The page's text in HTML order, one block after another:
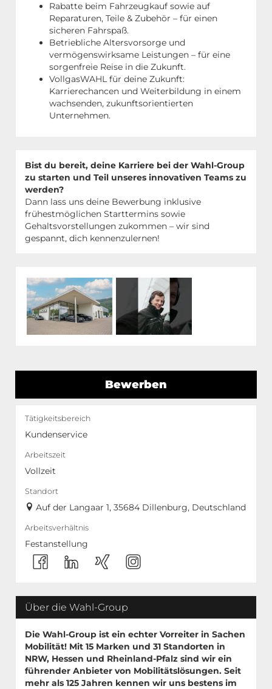
Rabatte beim Fahrzeugkauf sowie auf
Reparaturen, Teile & Zubehör – für einen
sicheren Fahrspaß.
Betriebliche Altersvorsorge und
vermögenswirksame Leistungen – für eine
sorgenfreie Reise in die Zukunft.
VollgasWAHL für deine Zukunft:
Karrierechancen und Weiterbildung in einem
wachsenden, zukunftsorientierten
Unternehmen.
Bist du bereit, deine Karriere bei der Wahl-Group
zu starten und Teil unseres innovativen Teams zu
werden?
Dann lass uns deine Bewerbung inklusive
frühestmöglichen Starttermins sowie
Gehaltsvorstellungen zukommen – wir sind
gespannt, dich kennenzulernen!
Bewerben
Tätigkeitsbereich
Kundenservice
Arbeitszeit
Vollzeit
Standort
Auf der Langaar 1, 35684 Dillenburg, Deutschland
Arbeitsverhältnis
Festanstellung
Über die Wahl-Group
Die Wahl-Group ist ein echter Vorreiter in Sachen
Mobilität! Mit 15 Marken und 31 Standorten in
NRW, Hessen und Rheinland-Pfalz sind wir ein
führender Anbieter von Mobilitätslösungen. Seit
mehr als 125 Jahren kennen wir uns bestens im